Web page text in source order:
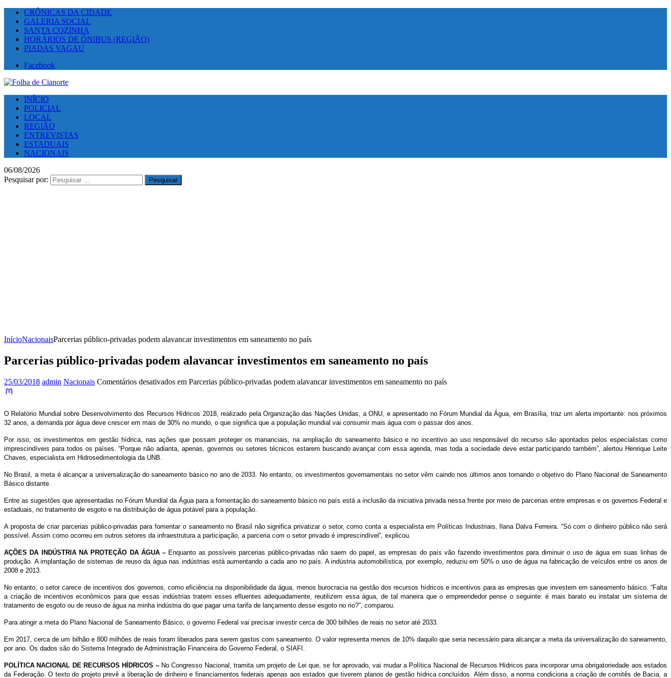
CRÔNICAS DA CIDADE
GALERIA SOCIAL
SANTA COZINHA
HORÁRIOS DE ÔNIBUS (REGIÃO)
PIADAS VAGAU
Facebook
INÍCIO
POLICIAL
LOCAL
REGIÃO
ENTREVISTAS
ESTADUAIS
NACIONAIS
06/08/2026
Pesquisar por:
InícioNacionaisParcerias público-privadas podem alavancar investimentos em saneamento no país
Parcerias público-privadas podem alavancar investimentos em saneamento no país
25/03/2018 admin Nacionais Comentários desativados em Parcerias público-privadas podem alavancar investimentos em saneamento no país
O Relatório Mundial sobre Desenvolvimento dos Recursos Hídricos 2018, realizado pela Organização das Nações Unidas, a ONU, e apresentado no Fórum Mundial da Água, em Brasília, traz um alerta importante: nos próximos
32 anos, a demanda por água deve crescer em mais de 30% no mundo, o que significa que a população mundial vai consumir mais água com o passar dos anos.
Por isso, os investimentos em gestão hídrica, nas ações que possam proteger os mananciais, na ampliação do saneamento básico e no incentivo ao uso responsável do recurso são apontados pelos especialistas como
imprescindíveis para todos os países. “Porque não adianta, apenas, governos ou setores técnicos estarem buscando avançar com essa agenda, mas toda a sociedade deve estar participando também”, alertou Henrique Leite
Chaves, especialista em Hidrosedimentologia da UNB.
No Brasil, a meta é alcançar a universalização do saneamento básico no ano de 2033. No entanto, os investimentos governamentais no setor vêm caindo nos últimos anos tornando o objetivo do Plano Nacional de Saneamento
Básico distante.
Entre as sugestões que apresentadas no Fórum Mundial da Água para a fomentação do saneamento básico no país está a inclusão da iniciativa privada nessa frente por meio de parcerias entre empresas e os governos Federal e
estaduais, no tratamento de esgoto e na distribuição de água potável para a população.
A proposta de criar parcerias público-privadas para fomentar o saneamento no Brasil não significa privatizar o setor, como conta a especialista em Políticas Industriais, Ilana Dalva Ferreira. “Só com o dinheiro público não será
possível. Assim como ocorreu em outros setores da infraestrutura a participação, a parceria com o setor privado é imprescindível”, explicou.
AÇÕES DA INDÚSTRIA NA PROTEÇÃO DA ÁGUA – Enquanto as possíveis parcerias público-privadas não saem do papel, as empresas do país vão fazendo investimentos para diminuir o uso de água em suas linhas de
produção. A implantação de sistemas de reuso da água nas indústrias está aumentando a cada ano no país. A indústria automobilística, por exemplo, reduziu em 50% o uso de água na fabricação de veículos entre os anos de
2008 e 2013.
No entanto, o setor carece de incentivos dos governos, como eficiência na disponibilidade da água, menos burocracia na gestão dos recursos hídricos e incentivos para as empresas que investem em saneamento básico. “Falta
a criação de incentivos econômicos para que essas indústrias tratem esses efluentes adequadamente, reutilizem essa água, de tal maneira que o empreendedor pense o seguinte: é mais barato eu instalar um sistema de
tratamento de esgoto ou de reuso de água na minha indústria do que pagar uma tarifa de lançamento desse esgoto no rio?”, comparou.
Para atingir a meta do Plano Nacional de Saneamento Básico, o governo Federal vai precisar investir cerca de 300 bilhões de reais no setor até 2033.
Em 2017, cerca de um bilhão e 800 milhões de reais foram liberados para serem gastos com saneamento. O valor representa menos de 10% daquilo que seria necessário para alcançar a meta da universalização do saneamento,
por ano. Os dados são do Sistema Integrado de Administração Financeira do Governo Federal, o SIAFI.
POLÍTICA NACIONAL DE RECURSOS HÍDRICOS – No Congresso Nacional, tramita um projeto de Lei que, se for aprovado, vai mudar a Política Nacional de Recursos Hídricos para incorporar uma obrigatoriedade aos estados
da Federação. O texto do projeto prevê a liberação de dinheiro e financiamentos federais apenas aos estados que tiverem planos de gestão hídrica concluídos. Além disso, a norma condiciona a criação de comitês de Bacia, a